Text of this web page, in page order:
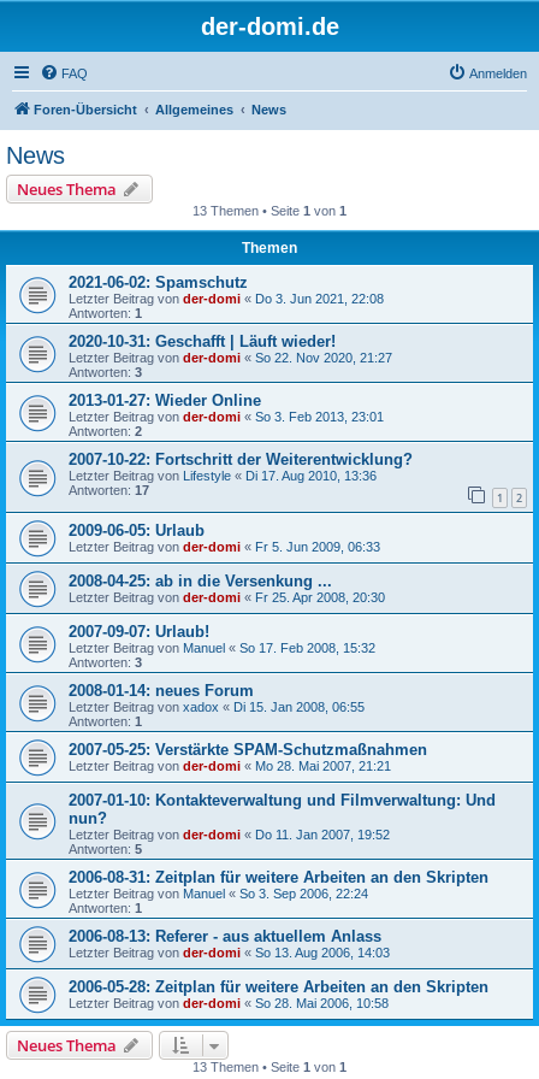
der-domi.de
FAQ Anmelden
Foren-Übersicht Allgemeines News
News
Neues Thema
13 Themen • Seite 1 von 1
Themen
2021-06-02: Spamschutz
Letzter Beitrag von der-domi « Do 3. Jun 2021, 22:08
Antworten: 1
2020-10-31: Geschafft | Läuft wieder!
Letzter Beitrag von der-domi « So 22. Nov 2020, 21:27
Antworten: 3
2013-01-27: Wieder Online
Letzter Beitrag von der-domi « So 3. Feb 2013, 23:01
Antworten: 2
2007-10-22: Fortschritt der Weiterentwicklung?
Letzter Beitrag von Lifestyle « Di 17. Aug 2010, 13:36
Antworten: 17 1 2
2009-06-05: Urlaub
Letzter Beitrag von der-domi « Fr 5. Jun 2009, 06:33
2008-04-25: ab in die Versenkung ...
Letzter Beitrag von der-domi « Fr 25. Apr 2008, 20:30
2007-09-07: Urlaub!
Letzter Beitrag von Manuel « So 17. Feb 2008, 15:32
Antworten: 3
2008-01-14: neues Forum
Letzter Beitrag von xadox « Di 15. Jan 2008, 06:55
Antworten: 1
2007-05-25: Verstärkte SPAM-Schutzmaßnahmen
Letzter Beitrag von der-domi « Mo 28. Mai 2007, 21:21
2007-01-10: Kontakteverwaltung und Filmverwaltung: Und
nun?
Letzter Beitrag von der-domi « Do 11. Jan 2007, 19:52
Antworten: 5
2006-08-31: Zeitplan für weitere Arbeiten an den Skripten
Letzter Beitrag von Manuel « So 3. Sep 2006, 22:24
Antworten: 1
2006-08-13: Referer - aus aktuellem Anlass
Letzter Beitrag von der-domi « So 13. Aug 2006, 14:03
2006-05-28: Zeitplan für weitere Arbeiten an den Skripten
Letzter Beitrag von der-domi « So 28. Mai 2006, 10:58
Neues Thema
13 Themen • Seite 1 von 1